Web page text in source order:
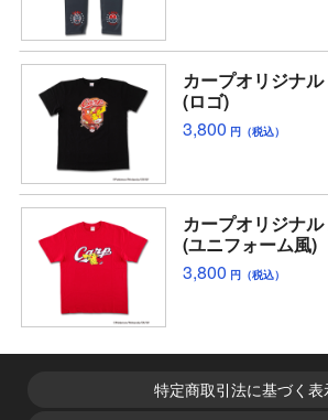
カープオリジナ
(ロゴ)
3,800 円（税込）
カープオリジナ
(ユニフォーム風)
3,800 円（税込）
特定商取引法に基づく表